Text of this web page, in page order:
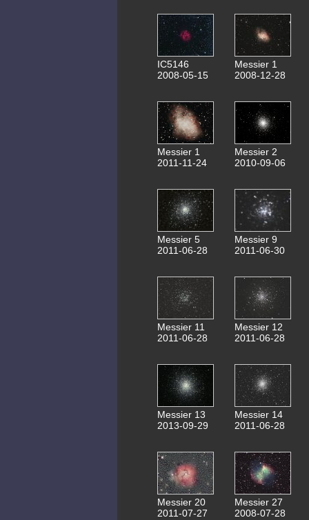
IC5146
2008-05-15
Messier 1
2008-12-28
Messier 1
2011-11-24
Messier 2
2010-09-06
Messier 5
2011-06-28
Messier 9
2011-06-30
Messier 11
2011-06-28
Messier 12
2011-06-28
Messier 13
2013-09-29
Messier 14
2011-06-28
Messier 20
2011-07-27
Messier 27
2008-07-28